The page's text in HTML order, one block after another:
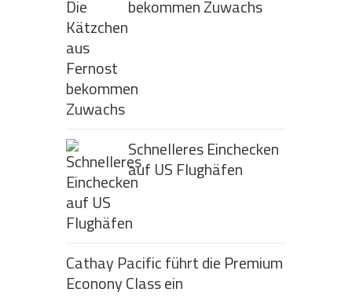
bekommen Zuwachs
Schnelleres Einchecken
auf US Flughäfen
Cathay Pacific führt die Premium
Econony Class ein